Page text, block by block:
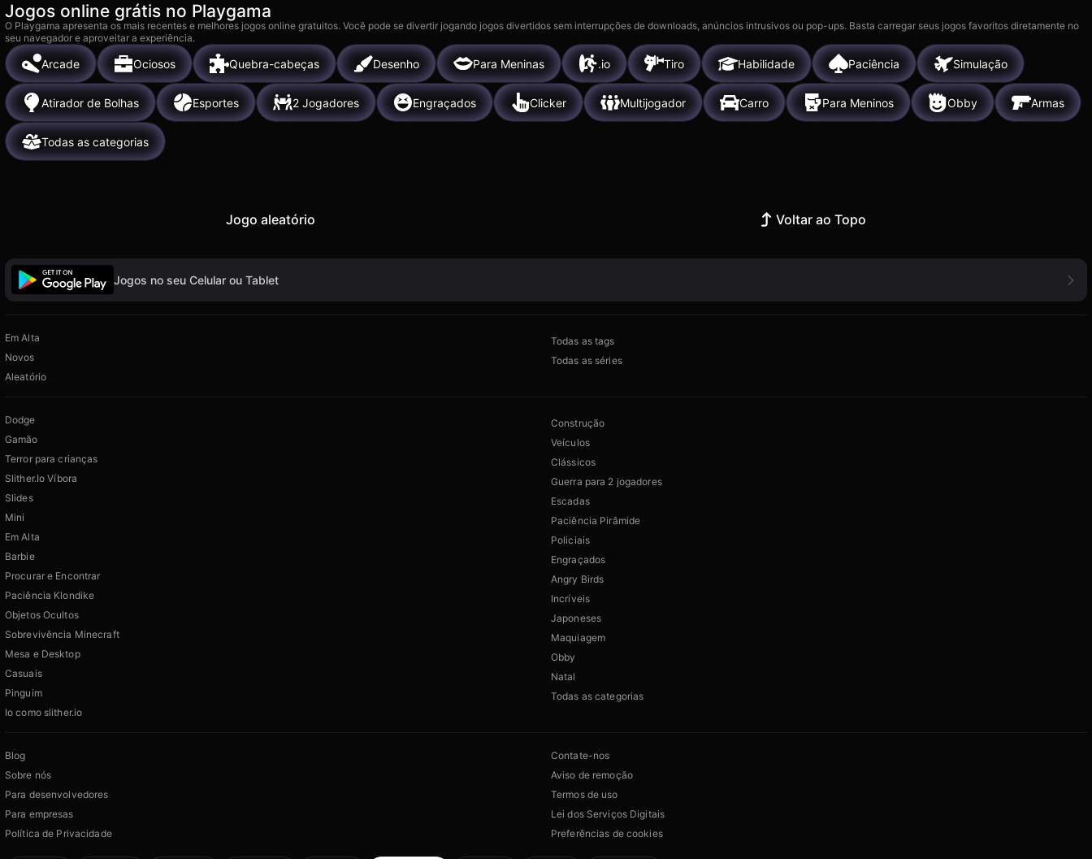
Jogos online grátis no Playgama
O Playgama apresenta os mais recentes e melhores jogos online gratuitos. Você pode se divertir jogando jogos divertidos sem interrupções de downloads, anúncios intrusivos ou pop-ups. Basta carregar seus jogos favoritos diretamente no
seu navegador e aproveitar a experiência.
Arcade Ociosos Quebra-cabeças Desenho Para Meninas .io Tiro Habilidade Paciência Simulação
Atirador de Bolhas Esportes 2 Jogadores Engraçados Clicker Multijogador Carro Para Meninos Obby Armas
Todas as categorias
Jogo aleatório Voltar ao Topo
Jogos no seu Celular ou Tablet
Em Alta
Novos
Aleatório
Todas as tags
Todas as séries
Dodge
Gamão
Terror para crianças
Slither.Io Víbora
Slides
Mini
Em Alta
Barbie
Procurar e Encontrar
Paciência Klondike
Objetos Ocultos
Sobrevivência Minecraft
Mesa e Desktop
Casuais
Pinguim
Io como slither.io
Construção
Veículos
Clássicos
Guerra para 2 jogadores
Escadas
Paciência Pirâmide
Policiais
Engraçados
Angry Birds
Incríveis
Japoneses
Maquiagem
Obby
Natal
Todas as categorias
Blog
Sobre nós
Para desenvolvedores
Para empresas
Política de Privacidade
Contate-nos
Aviso de remoção
Termos de uso
Lei dos Serviços Digitais
Preferências de cookies